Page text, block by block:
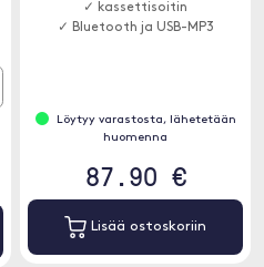
✓ kassettisoitin
✓ Bluetooth ja USB-MP3
Löytyy varastosta, lähetetään
huomenna
87.90 €
Lisää ostoskoriin